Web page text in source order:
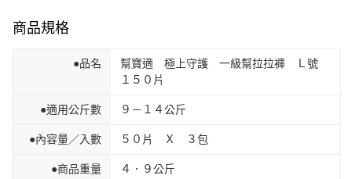
商品規格
●品名
幫寶適 極上守護 一級幫拉拉褲 Ｌ號
１５０片
●適用公斤數 ９－１４公斤
●內容量／入數 ５０片 Ｘ ３包
●商品重量 ４．９公斤